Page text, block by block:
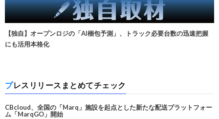
【独自】オープンロジの「AI梱包予測」、トラック必要台数の迅速把握
にも活用本格化
プレスリリースまとめてチェック
CBcloud、全国の「Marq」施設を起点とした新たな配送プラットフォー
ム「MarqGO」開始